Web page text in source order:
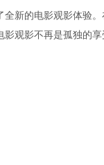
全新的电影观影体验。
观影不再是孤独的享